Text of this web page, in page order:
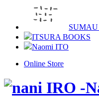
SUMAU
ITSURA BOOKS
Naomi ITO
Online Store